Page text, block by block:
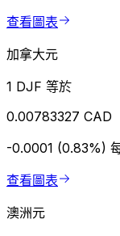
查看圖表
加拿大元
1 DJF 等於
0.00783327 CAD
-0.0001 (0.83%)
查看圖表
澳洲元